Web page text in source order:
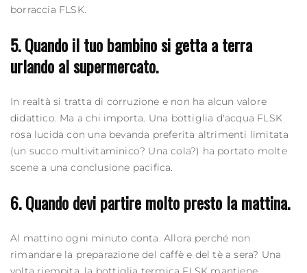
borraccia FLSK.
5. Quando il tuo bambino si getta a terra
urlando al supermercato.
In realtà si tratta di corruzione e non ha alcun valore
didattico. Ma a chi importa. Una bottiglia d'acqua FLSK
rosa lucida con una bevanda preferita altrimenti limitata
(un succo multivitaminico? Una cola?) ha portato molte
scene a una conclusione pacifica.
6. Quando devi partire molto presto la mattina.
Al mattino ogni minuto conta. Allora perché non
rimandare la preparazione del caffè e del tè a sera? Una